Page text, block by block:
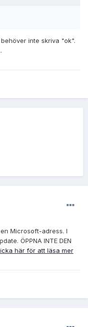
inte skriva "ok".
Microsoft-adress. I
ÖPPNA INTE DEN
här för att läsa mer